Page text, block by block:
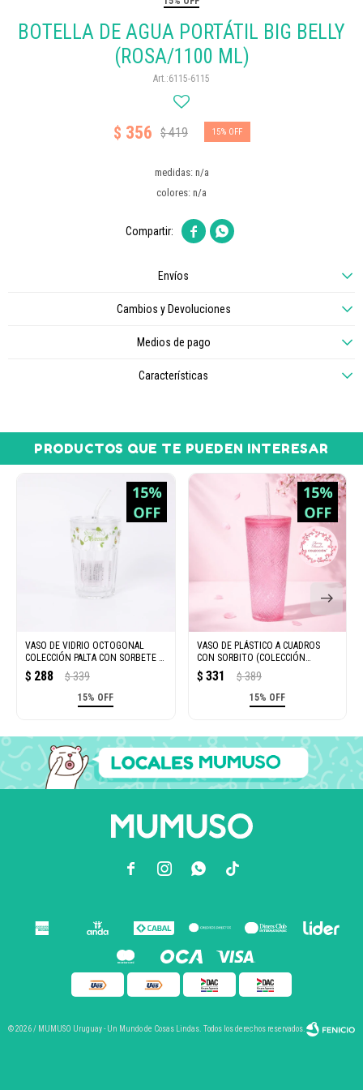
BOTELLA DE AGUA PORTÁTIL BIG BELLY
(ROSA/1100 ML)
6115-6115
$ 356 $419 15
medidas: n/a
colores: n/a
 
Envíos
Cambios y Devoluciones
Medios de pago
Características
PRODUCTOS QUE TE PUEDEN INTERESAR
VASO DE VIDRIO OCTOGONAL
COLECCIÓN PALTA CON SORBETE –
430 ML
$ 288 $ 339
15% OFF
VASO DE PLÁSTICO A CUADROS
CON SORBITO (COLECCIÓN
CHERRY BLOSSOM/ROSA/740 ML)
$ 331 $ 389
15% OFF
  
© 2026 / MUMUSO Uruguay - Un Mundo de Cosas Lindas. Todos los derechos reservados.